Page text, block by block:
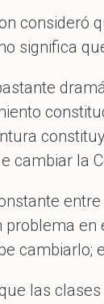
consideró
significa
cambiar la
problema
cambiarlo;
las